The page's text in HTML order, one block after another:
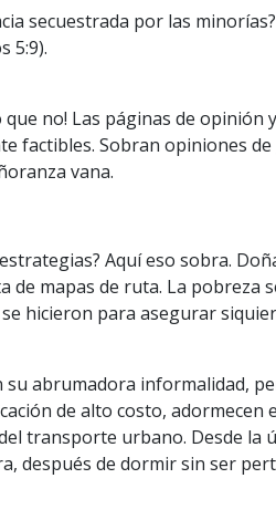
secuestrada por las
5:9).
que no! Las páginas de
factibles. Sobran opiniones
vana.
Aquí eso sobra.
de mapas de ruta. La
hicieron para asegurar
su abrumadora informalidad,
de alto costo, adormecen
transporte urbano. Desde
después de dormir sin ser